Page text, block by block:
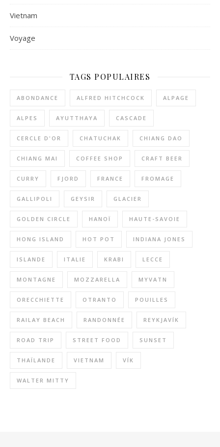
Vietnam
Voyage
TAGS POPULAIRES
ABONDANCE ALFRED HITCHCOCK ALPAGE
ALPES AYUTTHAYA CASCADE
CERCLE D'OR CHATUCHAK CHIANG DAO
CHIANG MAI COFFEE SHOP CRAFT BEER
CURRY FJORD FRANCE FROMAGE
GALLIPOLI GEYSIR GLACIER
GOLDEN CIRCLE HANOÏ HAUTE-SAVOIE
HONG ISLAND HOT POT INDIANA JONES
ISLANDE ITALIE KRABI LECCE
MONTAGNE MOZZARELLA MYVATN
ORECCHIETTE OTRANTO POUILLES
RAILAY BEACH RANDONNÉE REYKJAVÍK
ROAD TRIP STREET FOOD SUNSET
THAÏLANDE VIETNAM VÍK
WALTER MITTY